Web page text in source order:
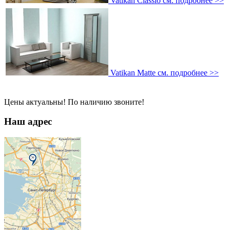
Vatikan Matte см. подробнее >>
Цены актуальны! По наличию звоните!
Наш адрес